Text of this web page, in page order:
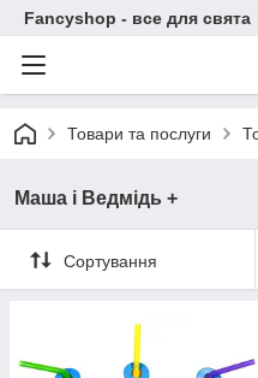
Fancyshop - все для свята
Товари та послуги
Маша і Ведмідь +
Сортування